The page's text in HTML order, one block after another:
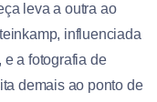
leva a outra ao
influenciada
e a fotografia de
demais ao ponto de